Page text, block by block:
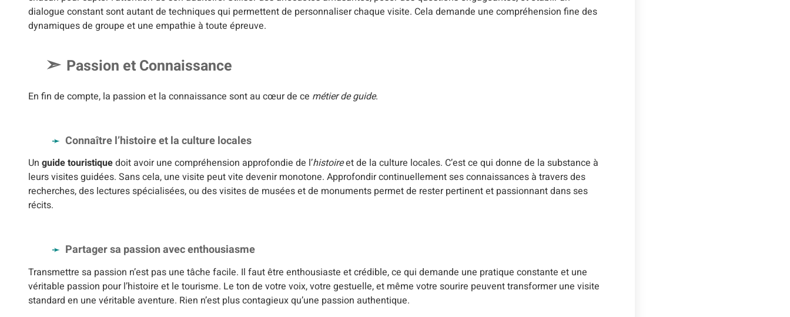
dialogue constant sont autant de techniques qui permettent de personnaliser chaque visite. Cela demande une compréhension fine des
dynamiques de groupe et une empathie à toute épreuve.
Passion et Connaissance
En fin de compte, la passion et la connaissance sont au cœur de ce métier de guide.
Connaître l’histoire et la culture locales
Un guide touristiquedoit avoir une compréhension approfondie de l’histoireet de la culture locales. C’est ce qui donne de la substance à
leurs visites guidées. Sans cela, une visite peut vite devenir monotone. Approfondir continuellement ses connaissances à travers des
recherches, des lectures spécialisées, ou des visites de musées et de monuments permet de rester pertinent et passionnant dans ses
récits.
Partager sa passion avec enthousiasme
Transmettre sa passion n’est pas une tâche facile. Il faut être enthousiaste et crédible, ce qui demande une pratique constante et une
véritable passion pour l’histoire et le tourisme. Le ton de votre voix, votre gestuelle, et même votre sourire peuvent transformer une visite
standard en une véritable aventure. Rien n’est plus contagieux qu’une passion authentique.